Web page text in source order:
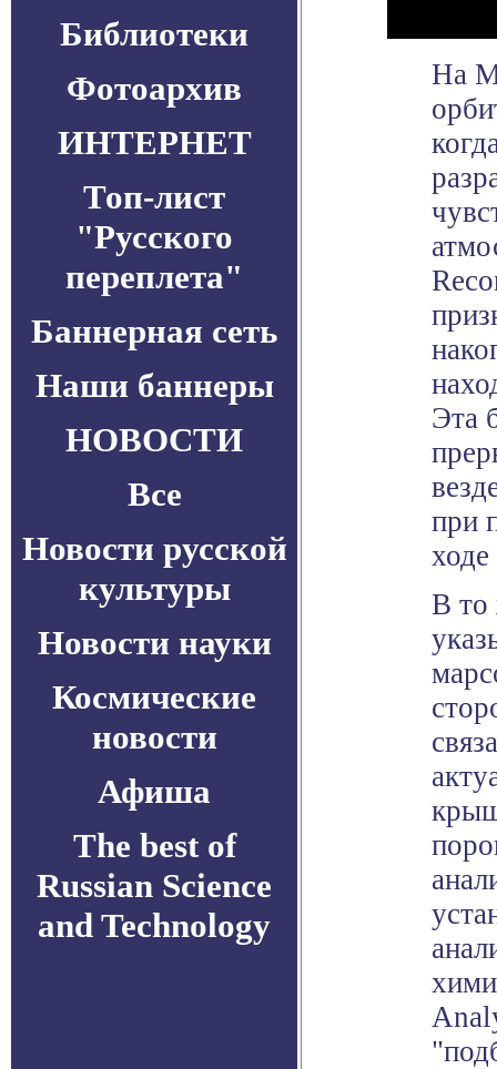
Библиотеки
Фотоархив
ИНТЕРНЕТ
Топ-лист
"Русского
переплета"
Баннерная сеть
Наши баннеры
НОВОСТИ
Все
Новости русской
культуры
Новости науки
Космические
новости
Афиша
The best of
Russian Science
and Technology
На
Эта
при
В то